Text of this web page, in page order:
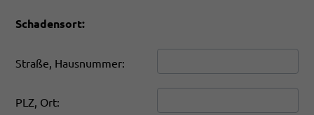
Schadensort:
Straße, Hausnummer:
PLZ, Ort: